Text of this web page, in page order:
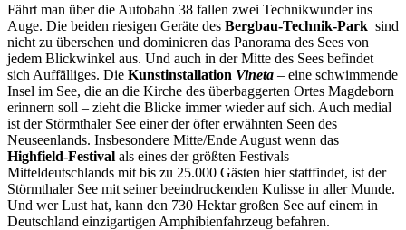
Fährt man über die Autobahn 38 fallen zwei Technikwunder ins
Auge. Die beiden riesigen Geräte des Bergbau-Technik-Park sind
nicht zu übersehen und dominieren das Panorama des Sees von
jedem Blickwinkel aus. Und auch in der Mitte des Sees befindet
sich Auffälliges. Die Kunstinstallation Vineta – eine schwimmende
Insel im See, die an die Kirche des überbaggerten Ortes Magdeborn
erinnern soll – zieht die Blicke immer wieder auf sich. Auch medial
ist der Störmthaler See einer der öfter erwähnten Seen des
Neuseenlands. Insbesondere Mitte/Ende August wenn das
Highfield-Festival als eines der größten Festivals
Mitteldeutschlands mit bis zu 25.000 Gästen hier stattfindet, ist der
Störmthaler See mit seiner beeindruckenden Kulisse in aller Munde.
Und wer Lust hat, kann den 730 Hektar großen See auf einem in
Deutschland einzigartigen Amphibienfahrzeug befahren.